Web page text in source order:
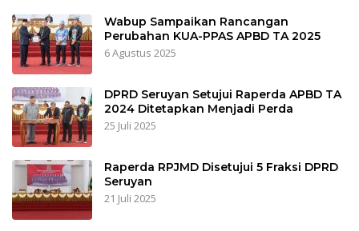
Wabup Sampaikan Rancangan
Perubahan KUA-PPAS APBD TA 2025
6 Agustus 2025
DPRD Seruyan Setujui Raperda APBD TA
2024 Ditetapkan Menjadi Perda
25 Juli 2025
Raperda RPJMD Disetujui 5 Fraksi DPRD
Seruyan
21 Juli 2025